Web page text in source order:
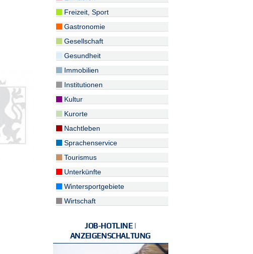
Freizeit, Sport
Gastronomie
Gesellschaft
Gesundheit
Immobilien
Institutionen
Kultur
Kurorte
Nachtleben
Sprachenservice
Tourismus
Unterkünfte
Wintersportgebiete
Wirtschaft
JOB-HOTLINE |
ANZEIGENSCHALTUNG